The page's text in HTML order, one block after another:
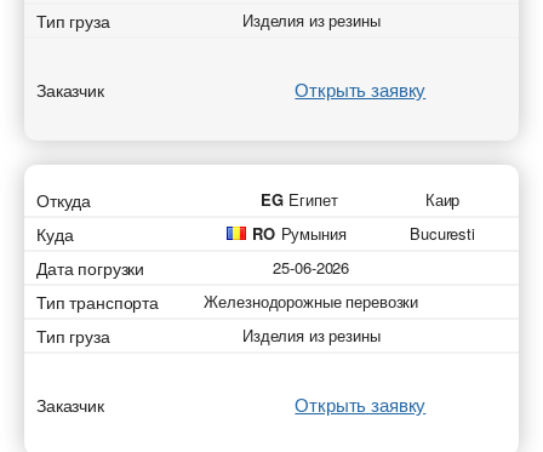
Тип груза Изделия из резины
Заказчик Открыть заявку
Откуда EG Египет Каир
Куда RO Румыния Bucuresti
Дата погрузки 25-06-2026
Тип транспорта Железнодорожные перевозки
Тип груза Изделия из резины
Заказчик Открыть заявку